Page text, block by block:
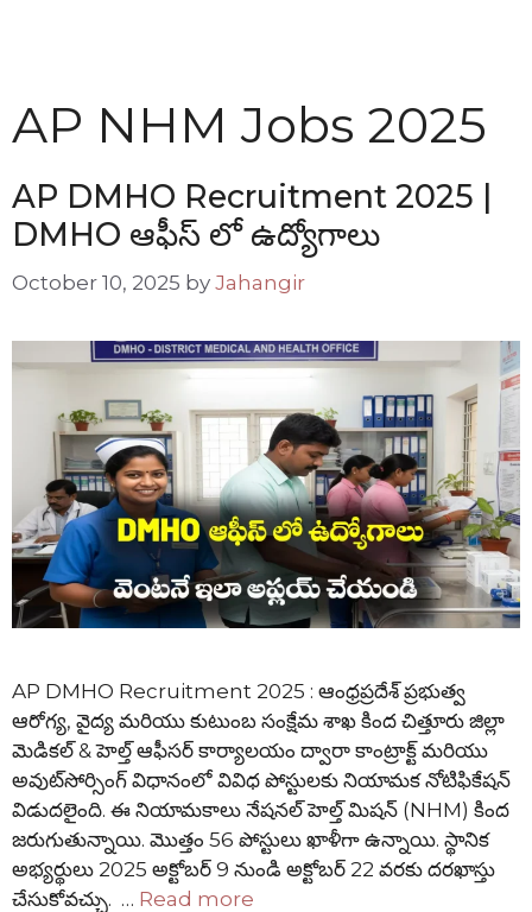
AP NHM Jobs 2025
AP DMHO Recruitment 2025 |
DMHO ఆఫీస్ లో ఉద్యోగాలు
October 10, 2025 by Jahangir
AP DMHO Recruitment 2025 : ఆంధ్రప్రదేశ్ ప్రభుత్వ
ఆరోగ్య, వైద్య మరియు కుటుంబ సంక్షేమ శాఖ కింద చిత్తూరు జిల్లా
మెడికల్ & హెల్త్ ఆఫీసర్ కార్యాలయం ద్వారా కాంట్రాక్ట్ మరియు
అవుట్‌సోర్సింగ్ విధానంలో వివిధ పోస్టులకు నియామక నోటిఫికేషన్
విడుదలైంది. ఈ నియామకాలు నేషనల్ హెల్త్ మిషన్ (NHM) కింద
జరుగుతున్నాయి. మొత్తం 56 పోస్టులు ఖాళీగా ఉన్నాయి. స్థానిక
అభ్యర్థులు 2025 అక్టోబర్ 9 నుండి అక్టోబర్ 22 వరకు దరఖాస్తు
చేసుకోవచ్చు. … Read more